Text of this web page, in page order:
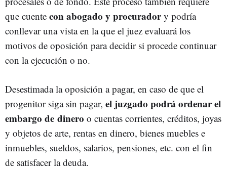
que cuente con abogado y procuradory podría
conllevar una vista en la que el juez evaluará los
motivos de oposición para decidir si procede continuar
con la ejecución o no.
Desestimada la oposición a pagar, en caso de que el
progenitor siga sin pagar, el juzgado podrá ordenar el
embargo de dinero o cuentas corrientes, créditos, joyas
y objetos de arte, rentas en dinero, bienes muebles e
inmuebles, sueldos, salarios, pensiones, etc. con el fin
de satisfacer la deuda.